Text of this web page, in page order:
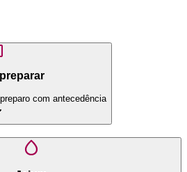
com antecedência